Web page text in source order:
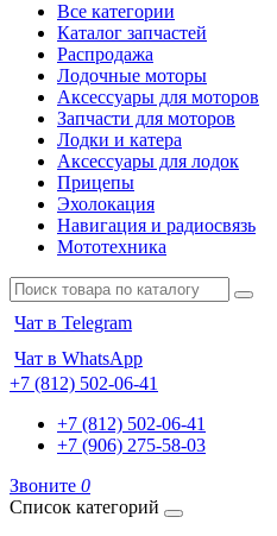
Все категории
Каталог запчастей
Распродажа
Лодочные моторы
Аксессуары для моторов
Запчасти для моторов
Лодки и катера
Аксессуары для лодок
Прицепы
Эхолокация
Навигация и радиосвязь
Мототехника
Чат в Telegram
Чат в WhatsApp
+7 (812) 502-06-41
+7 (812) 502-06-41
+7 (906) 275-58-03
Звоните 0
Список категорий